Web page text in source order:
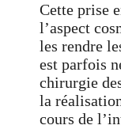
Cette prise
l’aspect
les rendre
est parfois
chirurgie
la
cours de